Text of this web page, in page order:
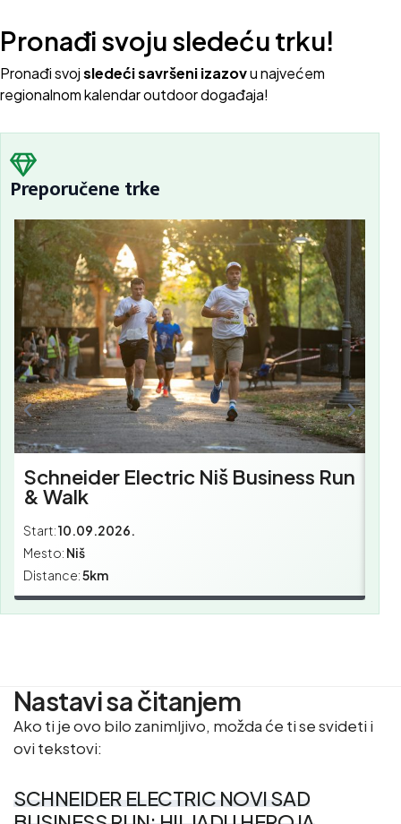
Pronađi svoju sledeću trku!
Pronađi svojsledeći savršeni izazovu najvećem
regionalnom kalendar outdoor događaja!
Preporučene trke
Schneider Electric Niš Business Run
& Walk
Start:10.09.2026.
Mesto: Niš
Distance:5km
Nastavi sa čitanjem
Ako ti je ovo bilo zanimljivo, možda će ti se svideti i
ovi tekstovi:
SCHNEIDER ELECTRIC NOVI SAD